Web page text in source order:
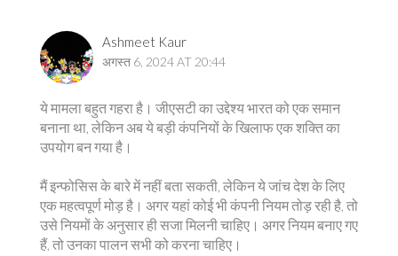
Ashmeet Kaur
अगस्त 6, 2024 AT 20:44
ये मामला बहुत गहरा है। जीएसटी का उद्देश्य भारत को एक समान
बनाना था, लेकिन अब ये बड़ी कंपनियों के खिलाफ एक शक्ति का
उपयोग बन गया है।
मैं इन्फोसिस के बारे में नहीं बता सकती, लेकिन ये जांच देश के लिए
एक महत्वपूर्ण मोड़ है। अगर यहां कोई भी कंपनी नियम तोड़ रही है, तो
उसे नियमों के अनुसार ही सजा मिलनी चाहिए। अगर नियम बनाए गए
हैं, तो उनका पालन सभी को करना चाहिए।